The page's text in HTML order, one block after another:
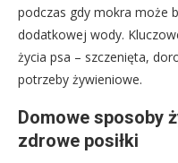
podczas gdy mokra może
dodatkowej wody.
życia psa – szczenięta,
potrzeby żywieniowe.
Domowe sposoby
zdrowe posiłki